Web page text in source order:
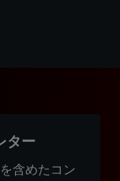
ター
含めたコン